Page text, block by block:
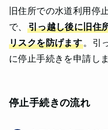
旧住所での水道利用停
で、 引っ越し後に旧住
リスクを防げます。引
に停止手続きを申請し
停止手続きの流れ